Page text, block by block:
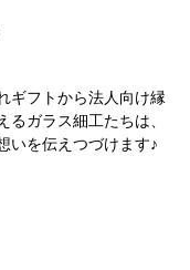
ギフトから法人向け縁
ガラス細工たちは、
いを伝えつづけます♪